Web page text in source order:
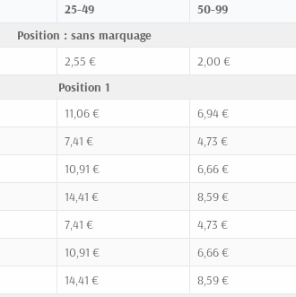
25-49 50-99
Position : sans marquage
2,55 € 2,00 €
Position 1
11,06 € 6,94 €
7,41 € 4,73 €
10,91 € 6,66 €
14,41 € 8,59 €
7,41 € 4,73 €
10,91 € 6,66 €
14,41 € 8,59 €